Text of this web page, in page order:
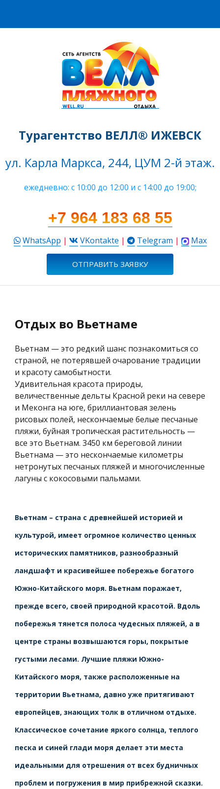
Турагентство ВЕЛЛ® ИЖЕВСК
ул. Карла Маркса, 244, ЦУМ 2-й этаж.
ежедневно: c 10:00 до 12:00 и с 14:00 до 19:00;
+7 964 183 68 55
WhatsApp | VKontakte | Telegram | Max
ОТПРАВИТЬ ЗАЯВКУ
Отдых во Вьетнаме
Вьетнам — это редкий шанс познакомиться со
страной, не потерявшей очарование традиции
и красоту самобытности.
Удивительная красота природы,
величественные дельты Красной реки на севере
и Меконга на юге, бриллиантовая зелень
рисовых полей, нескончаемые белые песчаные
пляжи, буйная тропическая растительность —
все это Вьетнам. 3450 км береговой линии
Вьетнама — это нескончаемые километры
нетронутых песчаных пляжей и многочисленные
лагуны с кокосовыми пальмами.
Вьетнам – страна с древнейшей историей и
культурой, имеет огромное количество ценных
исторических памятников, разнообразный
ландшафт и красивейшее побережье богатого
Южно-Китайского моря. Вьетнам поражает,
прежде всего, своей природной красотой. Вдоль
побережья тянется полоса чудесных пляжей, а в
центре страны возвышаются горы, покрытые
густыми лесами. Лучшие пляжи Южно-
Китайского моря, также расположенные на
территории Вьетнама, давно уже притягивают
европейцев, знающих толк в отличном отдыхе.
Классическое сочетание яркого солнца, теплого
песка и синей глади моря делает эти места
идеальными для отрешения от всех будничных
проблем и погружения в мир прибрежной сказки.